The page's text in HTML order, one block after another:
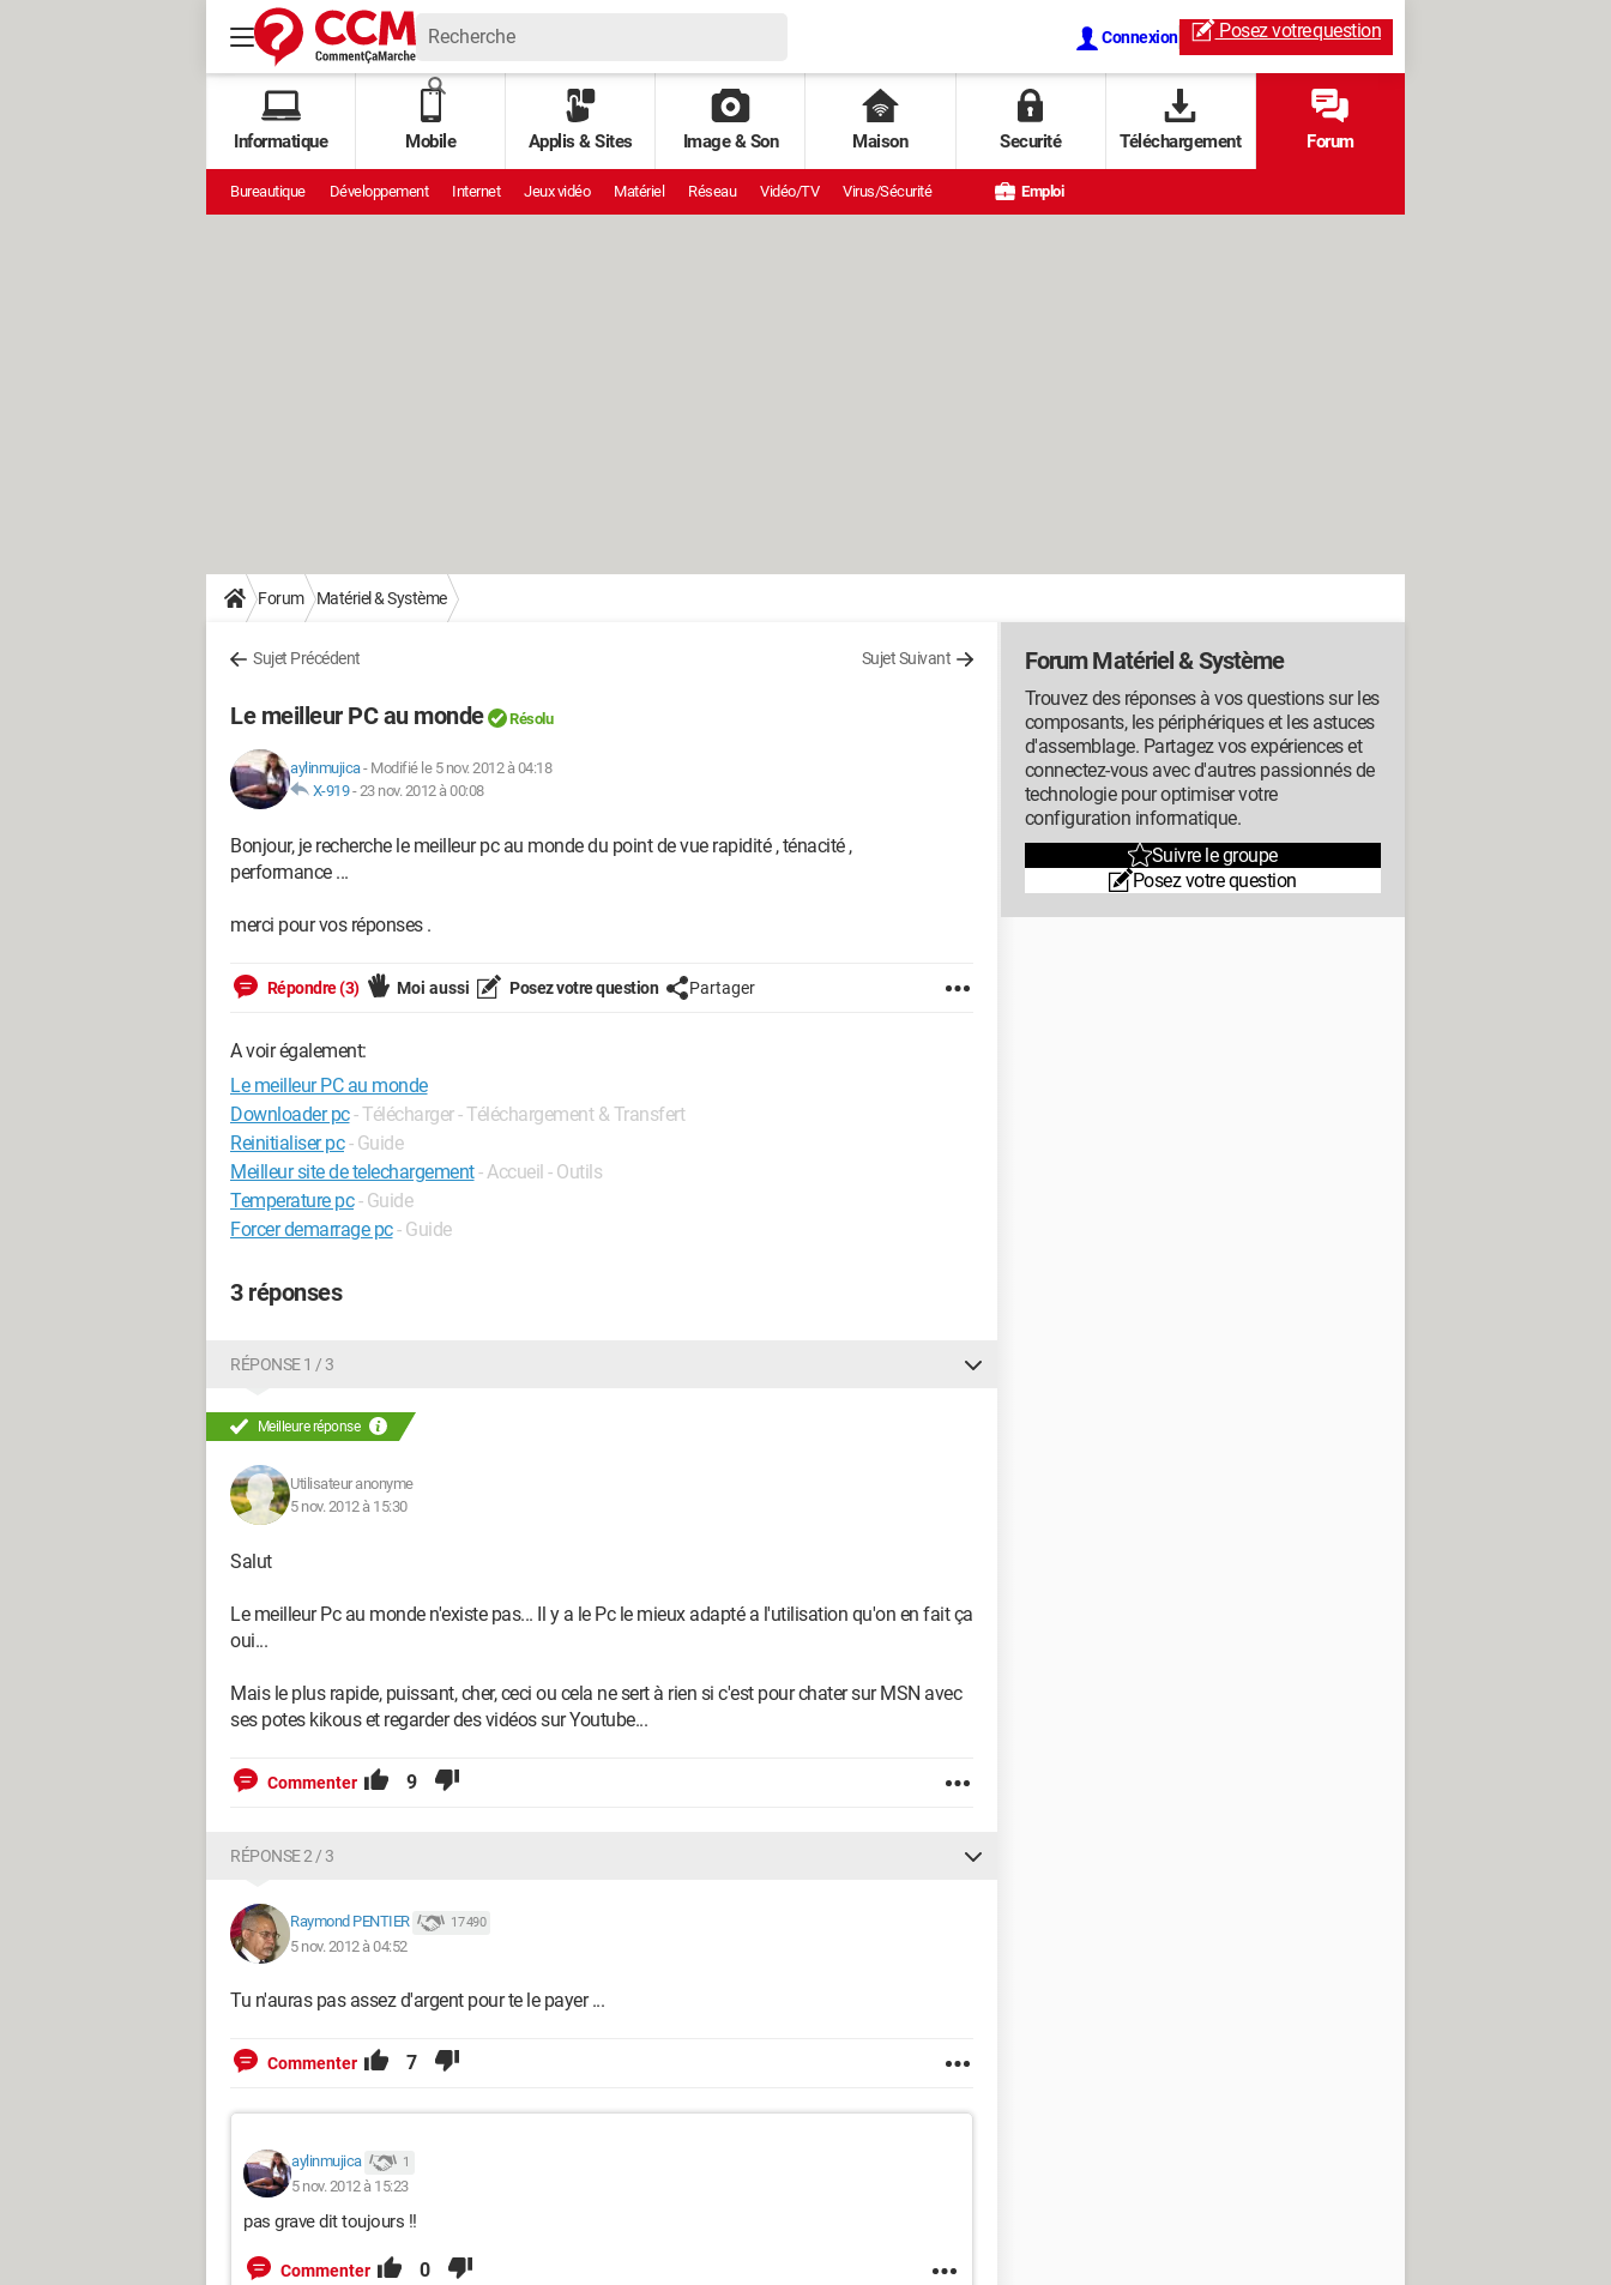
Connexion Posez votrequestion
Informatique Mobile Applis & Sites Image & Son Maison Securité Téléchargement Forum
Bureautique Développement Internet Jeux vidéo Matériel Réseau Vidéo/TV Virus/Sécurité Emploi
Forum Matériel & Système
Sujet Précédent Sujet Suivant
Le meilleur PC au monde Résolu
aylinmujica- Modifié le 5 nov. 2012 à 04:18
X-919-23 nov. 2012 à 00:08
Bonjour, je recherche le meilleur pc au monde du point de vue rapidité , ténacité ,
performance ...
merci pour vos réponses .
Répondre (3) Moi aussi Posez votre question Partager
A voir également:
Le meilleur PC au monde
Downloader pc- Télécharger - Téléchargement & Transfert
Reinitialiser pc - Guide
Meilleur site de telechargement- Accueil - Outils
Temperature pc - Guide
Forcer demarrage pc- Guide
3 réponses
RÉPONSE 1 / 3
Meilleure réponse
Utilisateur anonyme
5 nov. 2012 à 15:30
Salut
Le meilleur Pc au monde n'existe pas... Il y a le Pc le mieux adapté a l'utilisation qu'on en fait ça
oui...
Mais le plus rapide, puissant, cher, ceci ou cela ne sert à rien si c'est pour chater sur MSN avec
ses potes kikous et regarder des vidéos sur Youtube...
Commenter 9
RÉPONSE 2 / 3
Raymond PENTIER 17 490
5 nov. 2012 à 04:52
Tu n'auras pas assez d'argent pour te le payer ...
Commenter 7
aylinmujica 1
5 nov. 2012 à 15:23
pas grave dit toujours !!
Commenter 0
Forum Matériel & Système
Trouvez des réponses à vos questions sur les
composants, les périphériques et les astuces
d'assemblage. Partagez vos expériences et
connectez-vous avec d'autres passionnés de
technologie pour optimiser votre
configuration informatique.
Suivre le groupe
Posez votre question